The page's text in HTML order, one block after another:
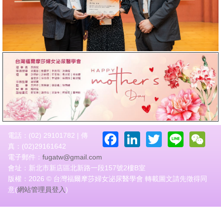
Facebook
LinkedIn
Twitter
Line
電話：(02) 29101782 | 傳
真：(02)29161642
電子郵件： fugatw@gmail.com
會址：新北市新店區北新路一段157號2樓B室
版權：2026 © 台灣福爾摩莎婦女泌尿醫學會 轉載圖文請先徵得同
意(網站管理員登入)